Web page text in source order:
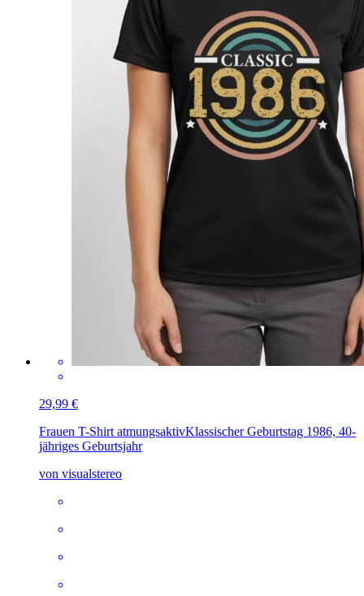
29,99 €
Frauen T-Shirt atmungsaktivKlassischer Geburtstag 1986, 40-
jähriges Geburtsjahr
von visualstereo